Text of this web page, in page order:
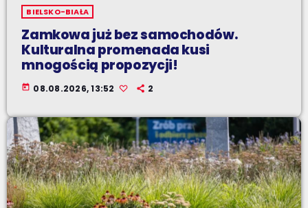
BIELSKO-BIAŁA
Zamkowa już bez samochodów.
Kulturalna promenada kusi
mnogością propozycji!
today 08.08.2026, 13:52 2